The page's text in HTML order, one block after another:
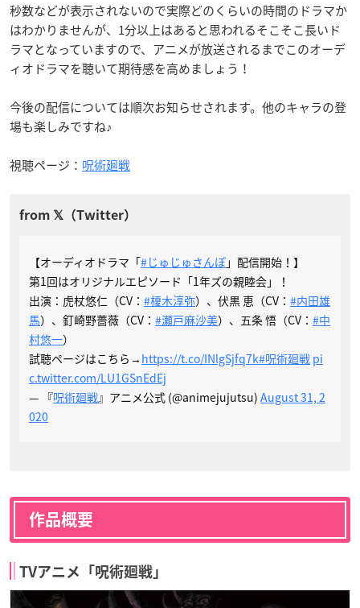
秒数などが表示されないので実際どのくらいの時間のドラマか
はわかりませんが、1分以上はあると思われるそこそこ長いド
ラマとなっていますので、アニメが放送されるまでこのオーデ
ィオドラマを聴いて期待感を高めましょう！
今後の配信については順次お知らせされます。他のキャラの登
場も楽しみですね♪
視聴ページ： 呪術廻戦
【オーディオドラマ「#じゅじゅさんぽ」配信開始！】
第1回はオリジナルエピソード「1年ズの親睦会」！
出演：虎杖悠仁（CV： #榎木淳弥）、伏黒 恵（CV： #内田雄
馬）、釘崎野薔薇（CV： #瀬戸麻沙美）、五条 悟（CV： #中
村悠一）
試聴ページはこちら→ https://t.co/INlgSjfq7k#呪術廻戦 pi
c.twitter.com/LU1GSnEdEj
— 『呪術廻戦』アニメ公式 (@animejujutsu) August 31, 2
020
作品概要
TVアニメ「呪術廻戦」